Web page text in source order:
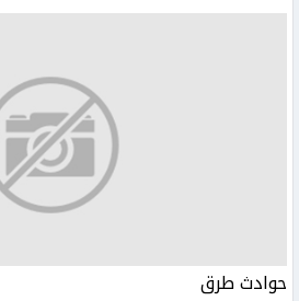
حوادث طرق